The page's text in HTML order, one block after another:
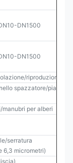
DN1500
DN1500
riproduzione/
spazzatore/piastra di
per alberi
serratura
6,3 micrometri)